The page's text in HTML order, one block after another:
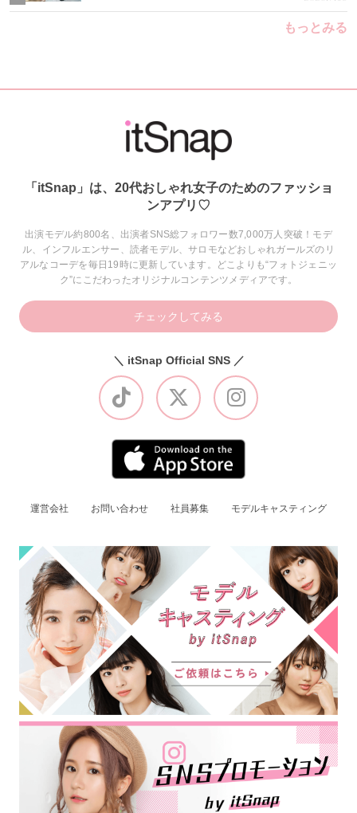
もっとみる
「itSnap」は、20代おしゃれ女子のためのファッショ
ンアプリ♡
出演モデル約800名、出演者SNS総フォロワー数7,000万人突破！モデ
ル、インフルエンサー、読者モデル、サロモなどおしゃれガールズのリ
アルなコーデを毎日19時に更新しています。どこよりも“フォトジェニッ
ク”にこだわったオリジナルコンテンツメディアです。
チェックしてみる
＼ itSnap Official SNS ／
運営会社 お問い合わせ 社員募集 モデルキャスティング